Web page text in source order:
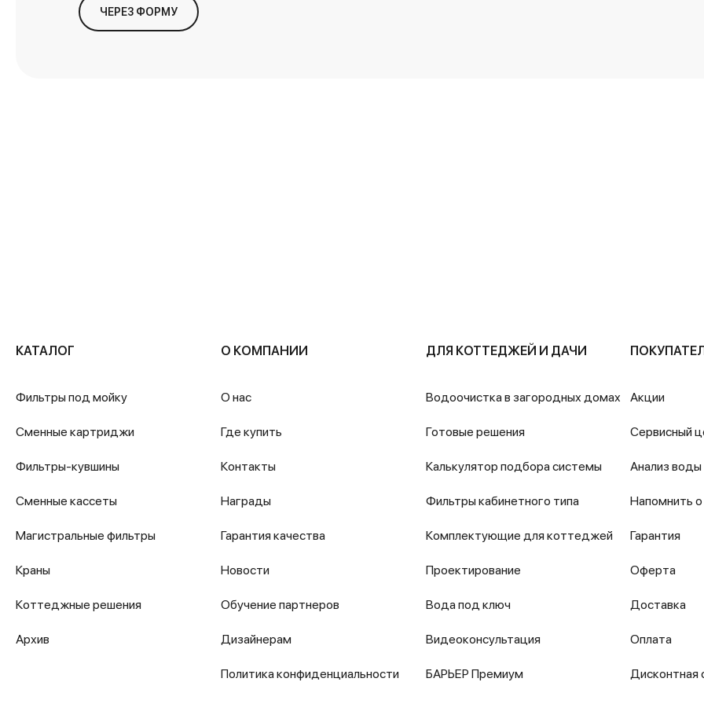
ЧЕРЕЗ ФОРМУ
КАТАЛОГ
Фильтры под мойку
Сменные картриджи
Фильтры-кувшины
Сменные кассеты
Магистральные фильтры
Краны
Коттеджные решения
Архив
О КОМПАНИИ
О нас
Где купить
Контакты
Награды
Гарантия качества
Новости
Обучение партнеров
Дизайнерам
Политика конфиденциальности
ДЛЯ КОТТЕДЖЕЙ И ДАЧИ
Водоочистка в загородных домах
Готовые решения
Калькулятор подбора системы
Фильтры кабинетного типа
Комплектующие для коттеджей
Проектирование
Вода под ключ
Видеоконсультация
БАРЬЕР Премиум
Акции
Сервисный
Анализ воды
Напомнить
Гарантия
Оферта
Доставка
Оплата
Дисконтная